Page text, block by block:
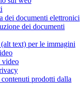
dei documenti elettronici
dei documenti
text) per le immagini
video
prodotti dalla